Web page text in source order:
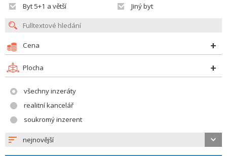
Byt 5+1 a větší
Jiný byt
Cena
Plocha
všechny inzeráty
realitní kancelář
soukromý inzerent
nejnovější